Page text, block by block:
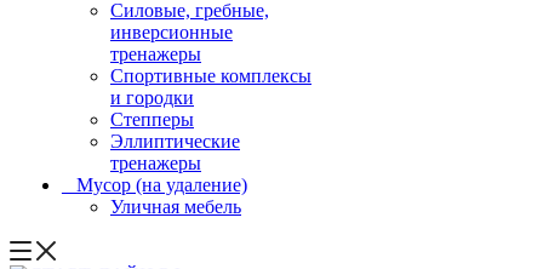
Силовые, гребные,
инверсионные
тренажеры
Спортивные комплексы
и городки
Степперы
Эллиптические
тренажеры
_ Мусор (на удаление)
Уличная мебель